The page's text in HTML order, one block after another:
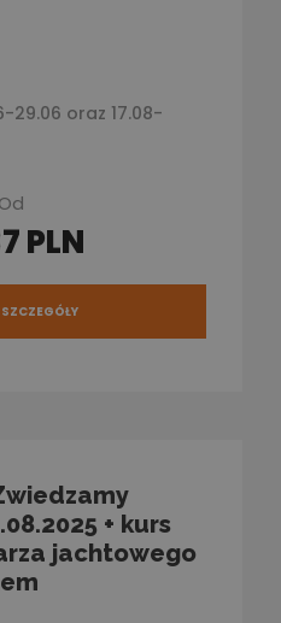
29.06 oraz 17.08-
Od
PLN
+ kurs
jachtowego